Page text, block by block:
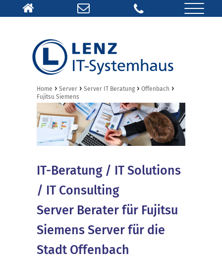
Home › Server › Server IT Beratung › Offenbach ›
Fujitsu Siemens
IT-Beratung / IT Solutions
/ IT Consulting
Server Berater für Fujitsu
Siemens Server für die
Stadt Offenbach